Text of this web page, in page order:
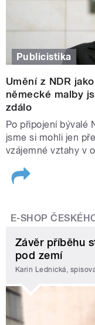
Publicistika
Umění z NDR
německé malby
zdálo
Po připojení bývalé
jsme si mohli jen
vzájemné vztahy v
E-SHOP
Závěr příběhu
pod zemí
Karin Lednická,